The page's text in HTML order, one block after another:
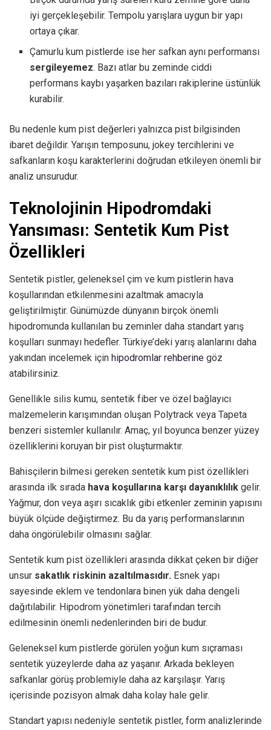
iyi gerçekleşebilir. Tempolu yarışlara uygun bir yapı
ortaya çıkar.
Çamurlu kum pistlerde ise her safkan aynı performansı
sergileyemez. Bazı atlar bu zeminde ciddi
performans kaybı yaşarken bazıları rakiplerine üstünlük
kurabilir.
Bu nedenle kum pist değerleri yalnızca pist bilgisinden
ibaret değildir. Yarışın temposunu, jokey tercihlerini ve
safkanların koşu karakterlerini doğrudan etkileyen önemli bir
analiz unsurudur.
Teknolojinin Hipodromdaki
Yansıması: Sentetik Kum Pist
Özellikleri
Sentetik pistler, geleneksel çim ve kum pistlerin hava
koşullarından etkilenmesini azaltmak amacıyla
geliştirilmiştir. Günümüzde dünyanın birçok önemli
hipodromunda kullanılan bu zeminler daha standart yarış
koşulları sunmayı hedefler. Türkiye’deki yarış alanlarını daha
yakından incelemek için hipodromlar rehberine göz
atabilirsiniz.
Genellikle silis kumu, sentetik fiber ve özel bağlayıcı
malzemelerin karışımından oluşan Polytrack veya Tapeta
benzeri sistemler kullanılır. Amaç, yıl boyunca benzer yüzey
özelliklerini koruyan bir pist oluşturmaktır.
Bahisçilerin bilmesi gereken sentetik kum pist özellikleri
arasında ilk sırada hava koşullarına karşı dayanıklılık gelir.
Yağmur, don veya aşırı sıcaklık gibi etkenler zeminin yapısını
büyük ölçüde değiştirmez. Bu da yarış performanslarının
daha öngörülebilir olmasını sağlar.
Sentetik kum pist özellikleri arasında dikkat çeken bir diğer
unsur sakatlık riskinin azaltılmasıdır. Esnek yapı
sayesinde eklem ve tendonlara binen yük daha dengeli
dağıtılabilir. Hipodrom yönetimleri tarafından tercih
edilmesinin önemli nedenlerinden biri de budur.
Geleneksel kum pistlerde görülen yoğun kum sıçraması
sentetik yüzeylerde daha az yaşanır. Arkada bekleyen
safkanlar görüş problemiyle daha az karşılaşır. Yarış
içerisinde pozisyon almak daha kolay hale gelir.
Standart yapısı nedeniyle sentetik pistler, form analizlerinde